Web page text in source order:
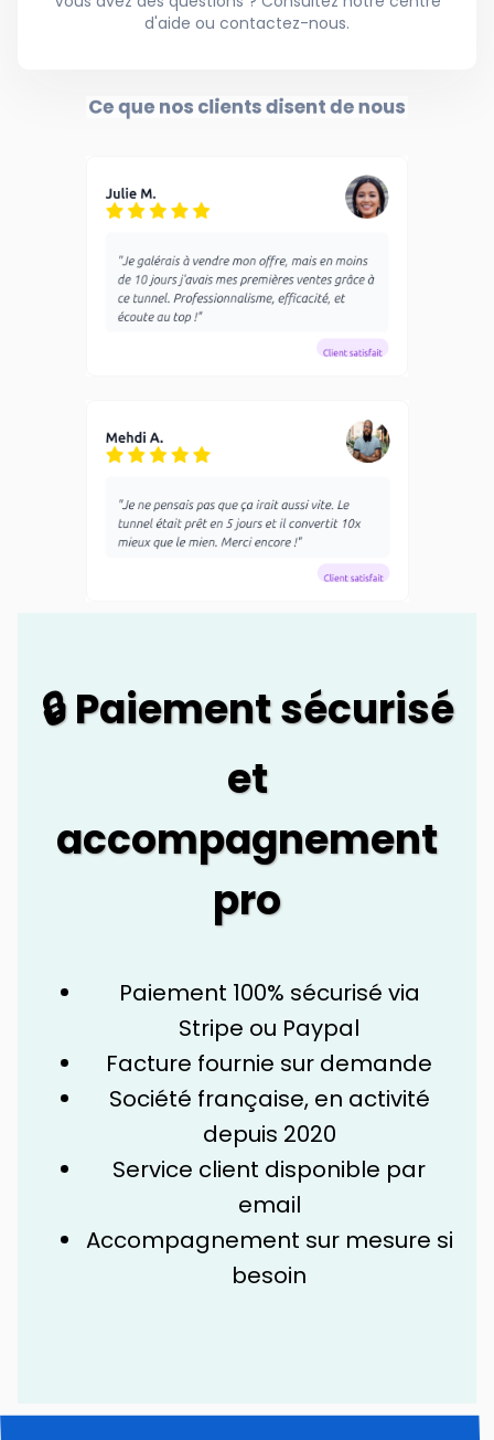
d'aide ou contactez-nous.
Ce que nos clients disent de nous
🔒 Paiement sécurisé
et
accompagnement
pro
Paiement 100% sécurisé via
Stripe ou Paypal
Facture fournie sur demande
Société française, en activité
depuis 2020
Service client disponible par
email
Accompagnement sur mesure si
besoin